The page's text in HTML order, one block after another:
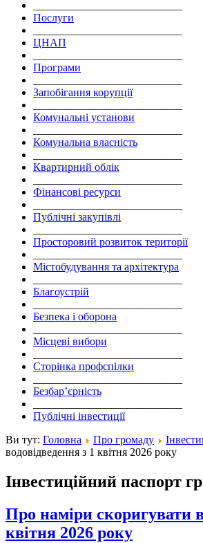
Послуги
ЦНАП
Програми
Запобігання корупції
Комунальні установи
Комунальна власність
Квартирний облік
Фінансові ресурси
Публічні закупівлі
Просторовий розвиток території
Містобудування та архітектура
Благоустрій
Безпека і оборона
Місцеві вибори
Сторінка профспілки
Безбар’єрність
Публічні інвестиції
Ви тут: Головна Про громаду
водовідведення з 1 квітня 2026 року
Інвестиційний паспорт
Про наміри скоригувати
квітня 2026 року